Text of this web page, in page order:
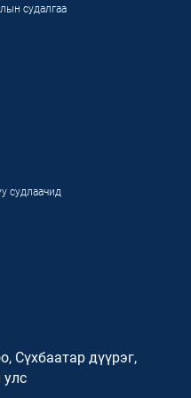
судалгаа
судлаачид
Сүхбаатар дүүрэг,
улс